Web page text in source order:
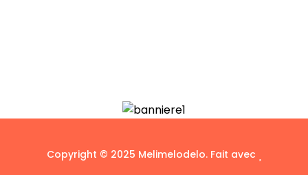
Copyright © 2025 Melimelodelo. Fait avec